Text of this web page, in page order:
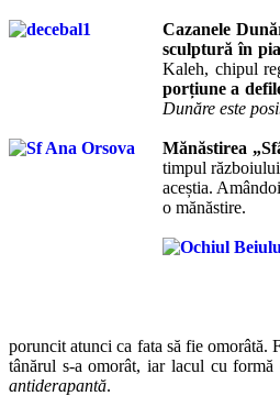
Cazanele
sculptură în
Kaleh, chipul
porțiune a
Dunăre este
Mănăstirea
timpul războiului
aceștia.
o mănăstire.
poruncit atunci ca fata să fie omorâtă.
tânărul s-a omorât, iar lacul cu
antiderapantă.